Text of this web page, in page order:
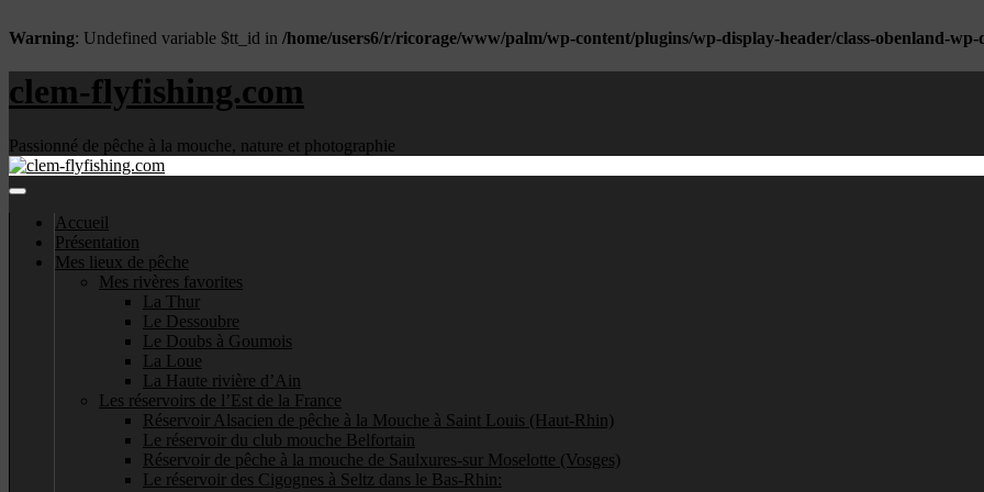
Warning: Undefined variable $tt_id in /home/users6/r/ricorage/www/palm/wp-content/plugins/wp-display-header/class-obenland-wp-
clem-flyfishing.com
Passionné de pêche à la mouche, nature et photographie
Accueil
Présentation
Mes lieux de pêche
Mes rivères favorites
La Thur
Le Dessoubre
Le Doubs à Goumois
La Loue
La Haute rivière d’Ain
Les réservoirs de l’Est de la France
Réservoir Alsacien de pêche à la Mouche à Saint Louis (Haut-Rhin)
Le réservoir du club mouche Belfortain
Réservoir de pêche à la mouche de Saulxures-sur Moselotte (Vosges)
Le réservoir des Cigognes à Seltz dans le Bas-Rhin: